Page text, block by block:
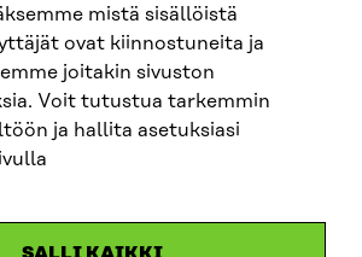
mistä sisällöistä
ovat kiinnostuneita ja
joitakin sivuston
Voit tutustua tarkemmin
ja hallita asetuksiasi
MEDIASSA